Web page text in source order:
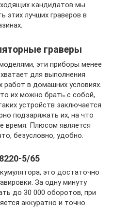
кандидатов мы
этих лучших граверов в
граверы
эти приборы менее
для выполнения
работ в домашних условиях.
их можно брать с собой,
устройств заключается
подзаряжать их, на что
время. Плюсом является
безусловно, удобно.
5/65
это достаточно
За одну минуту
до 30 000 оборотов, при
аккуратно и точно.